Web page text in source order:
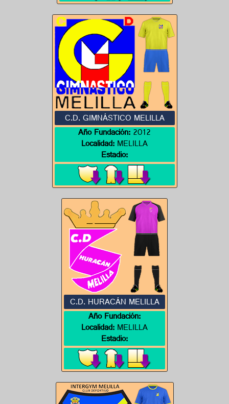
C.D. GIMNÁSTICO MELILLA
Año Fundación:2012
Localidad:MELILLA
Estadio:
C.D. HURACÁN MELILLA
Año Fundación:
Localidad:MELILLA
Estadio: